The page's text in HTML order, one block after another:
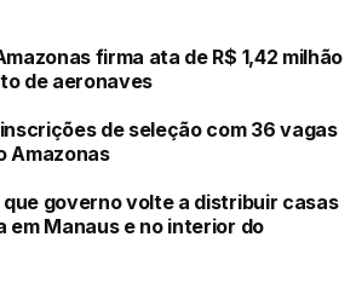
firma ata de R$ 1,42 milhão
de aeronaves
de seleção com 36 vagas
Amazonas
governo volte a distribuir casas
em Manaus e no interior do